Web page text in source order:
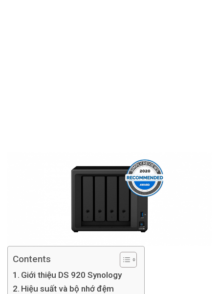
Contents
Giới thiệu DS 920 Synology
Hiệu suất và bộ nhớ đệm